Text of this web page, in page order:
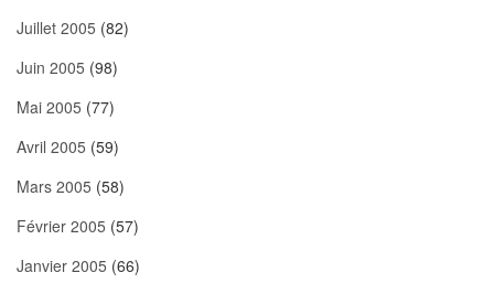
Juillet 2005 (82)
Juin 2005 (98)
Mai 2005 (77)
Avril 2005 (59)
Mars 2005 (58)
Février 2005 (57)
Janvier 2005 (66)